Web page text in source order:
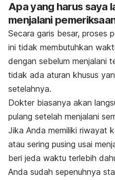
Apa yang harus saya
menjalani
Secara garis besar, proses
ini tidak membutuhkan
dengan sebelum menjalani
tidak ada aturan khusus
setelahnya.
Dokter biasanya akan
pulang setelah menjalani
Jika Anda memiliki riwayat
atau sering pusing usai
beri jeda waktu terlebih
Anda sudah sepenuhnya